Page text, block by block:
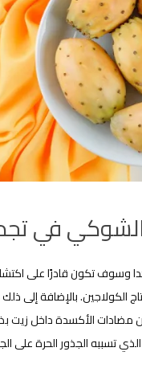
في
وسوف تكون قادرًا على
بالإضافة إلى
الأكسدة داخل زيت
تسببه الجذور الحرة على